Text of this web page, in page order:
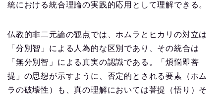
統における統合理論の実践的応用として理解できる。
仏教的非二元論の観点では、ホムラとヒカリの対立は
「分別智」による人為的な区別であり、その統合は
「無分別智」による真実の認識である。「煩悩即菩
提」の思想が示すように、否定的とされる要素（ホム
ラの破壊性）も、真の理解においては菩提（悟り）そ